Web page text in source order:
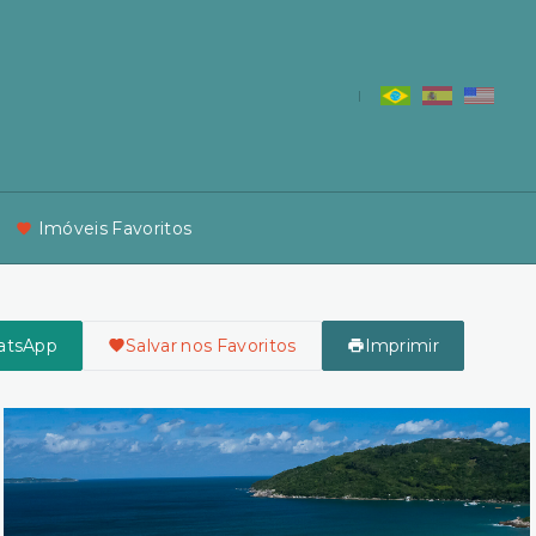
Imóveis Favoritos
Salvar nos Favoritos Imprimir